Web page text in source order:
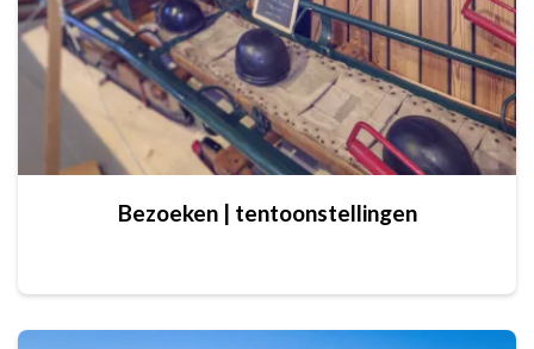
Bezoeken | tentoonstellingen